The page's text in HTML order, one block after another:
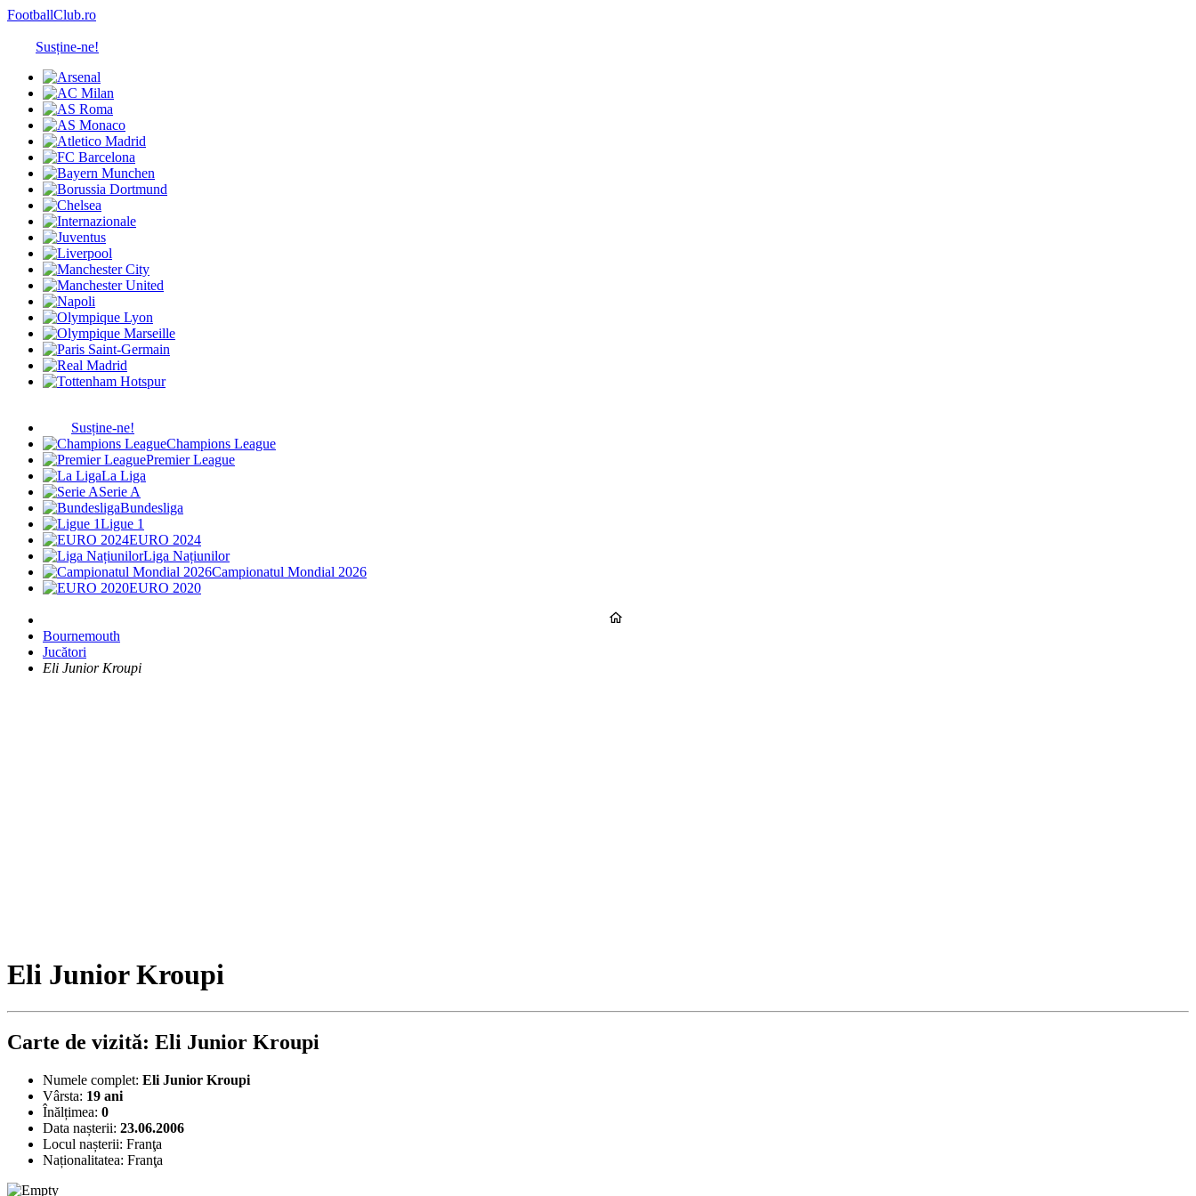
FootballClub.ro
Susține-ne!
Susține-ne!
Champions League
Premier League
La Liga
Serie A
Bundesliga
Ligue 1
EURO 2024
Liga Națiunilor
Campionatul Mondial 2026
EURO 2020
Bournemouth
Jucători
Eli Junior Kroupi
Eli Junior Kroupi
Carte de vizită: Eli Junior Kroupi
Numele complet: Eli Junior Kroupi
Vârsta: 19 ani
Înălțimea: 0
Data nașterii: 23.06.2006
Locul nașterii: Franţa
Naționalitatea: Franţa